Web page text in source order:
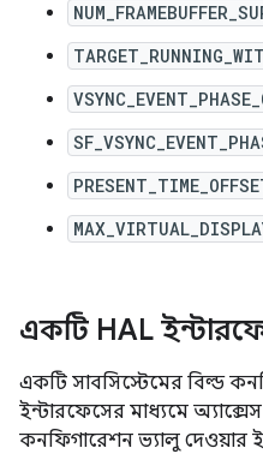
একটি HAL
একটি সাবসিস্টেমের বিল্ড
ইন্টারফেসের মাধ্যমে
কনফিগারেশন ভ্যালু দেওয়ার